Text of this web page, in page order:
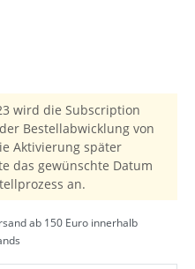
wird die Subscription
Bestellabwicklung von
Aktivierung später
das gewünschte Datum
an.
ab 150 Euro innerhalb